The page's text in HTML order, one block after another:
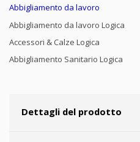
Abbigliamento da lavoro
Abbigliamento da lavoro Logica
Accessori & Calze Logica
Abbigliamento Sanitario Logica
Dettagli del prodotto